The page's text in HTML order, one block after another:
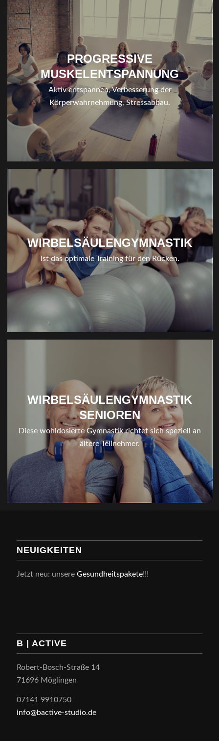
PROGRESSIVE
MUSKELENTSPANNUNG
Aktiv entspannen, Verbesserung der
Körperwahrnehmung, Stressabbau.
WIRBELSÄULENGYMNASTIK
Ist das optimale Training für den Rücken.
WIRBELSÄULENGYMNASTIK
SENIOREN
Diese wohldosierte Gymnastik richtet sich speziell an
ältere Teilnehmer.
NEUIGKEITEN
Jetzt neu: unsere Gesundheitspakete!!!
B | ACTIVE
Robert-Bosch-Straße 14
71696 Möglingen
07141 9910750
info@bactive-studio.de